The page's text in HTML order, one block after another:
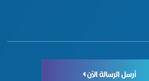
أرسل الرسالة الآن